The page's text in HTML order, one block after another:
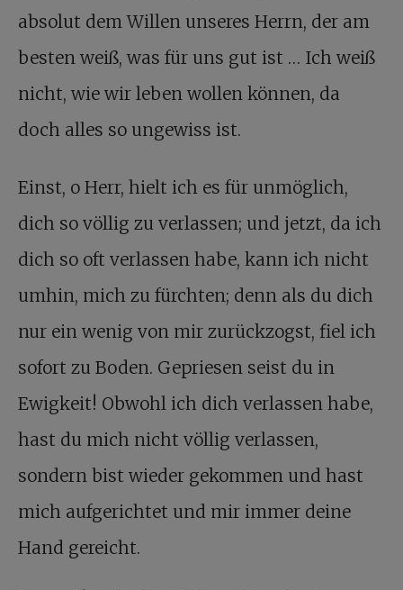
absolut dem Willen unseres Herrn, der am
besten weiß, was für uns gut ist … Ich weiß
nicht, wie wir leben wollen können, da
doch alles so ungewiss ist.
Einst, o Herr, hielt ich es für unmöglich,
dich so völlig zu verlassen; und jetzt, da ich
dich so oft verlassen habe, kann ich nicht
umhin, mich zu fürchten; denn als du dich
nur ein wenig von mir zurückzogst, fiel ich
sofort zu Boden. Gepriesen seist du in
Ewigkeit! Obwohl ich dich verlassen habe,
hast du mich nicht völlig verlassen,
sondern bist wieder gekommen und hast
mich aufgerichtet und mir immer deine
Hand gereicht.